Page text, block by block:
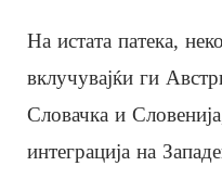
На истата патека,
вклучувајќи ги
Словачка и
интеграција на